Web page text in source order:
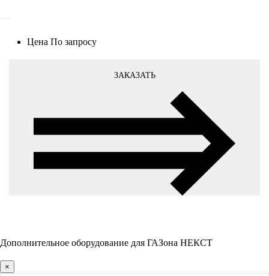
Цена По запросу
ЗАКАЗАТЬ
Дополнительное оборудование для ГАЗона НЕКСТ
×